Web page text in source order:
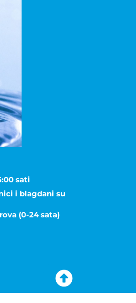
sati
i blagdani su
(0-24 sata)